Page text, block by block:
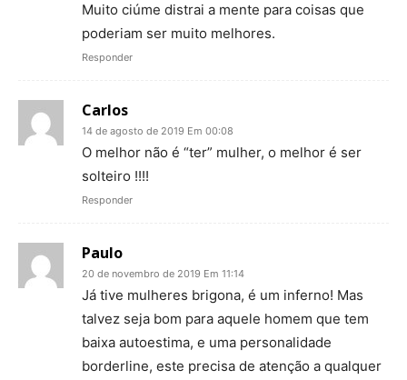
Muito ciúme distrai a mente para coisas que
poderiam ser muito melhores.
Responder
Carlos
14 de agosto de 2019 Em 00:08
O melhor não é “ter” mulher, o melhor é ser
solteiro !!!!
Responder
Paulo
20 de novembro de 2019 Em 11:14
Já tive mulheres brigona, é um inferno! Mas
talvez seja bom para aquele homem que tem
baixa autoestima, e uma personalidade
borderline, este precisa de atenção a qualquer